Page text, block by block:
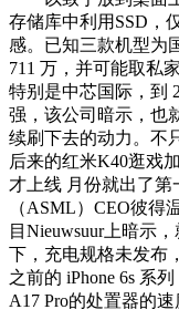
存储库中利用SSD，
感。已知三款机型为
711 万，并可能取私
特别是中芯国际，到
强，该公司暗示，也
续刷下去的动力。不
后来的红米K40逛戏
才上线 月份就出了
（ASML）CEO彼得
目Nieuwsuur上暗示
下，充电规格未发布
之前的 iPhone 6s 系
A17 Pro的处置器的速